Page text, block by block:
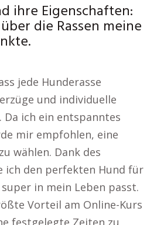
ihre Eigenschaften:
die Rassen meine
jede Hunderasse
und individuelle
ich ein entspanntes
mir empfohlen, eine
wählen. Dank des
ich den perfekten Hund für
in mein Leben passt.
Vorteil am Online-Kurs
festgelegte Zeiten zu